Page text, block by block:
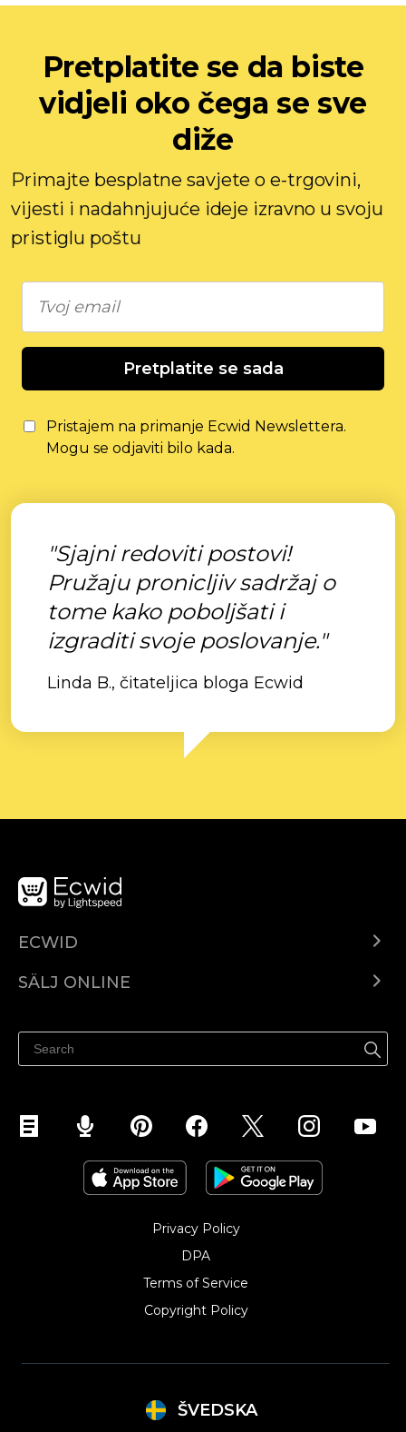
Pretplatite se da biste
vidjeli oko čega se sve
diže
Primajte besplatne savjete o e-trgovini,
vijesti i nadahnjujuće ideje izravno u svoju
pristiglu poštu
Pretplatite se sada
Pristajem na primanje Ecwid Newslettera.
Mogu se odjaviti bilo kada.
"Sjajni redoviti postovi!
Pružaju pronicljiv sadržaj o
tome kako poboljšati i
izgraditi svoje poslovanje."
Linda B., čitateljica bloga Ecwid
ECWID
Pris
SÄLJ ONLINE
Sälj på Facebook
Sälj på Instagram
Privacy Policy
DPA
Terms of Service
Copyright Policy‎
ŠVEDSKA